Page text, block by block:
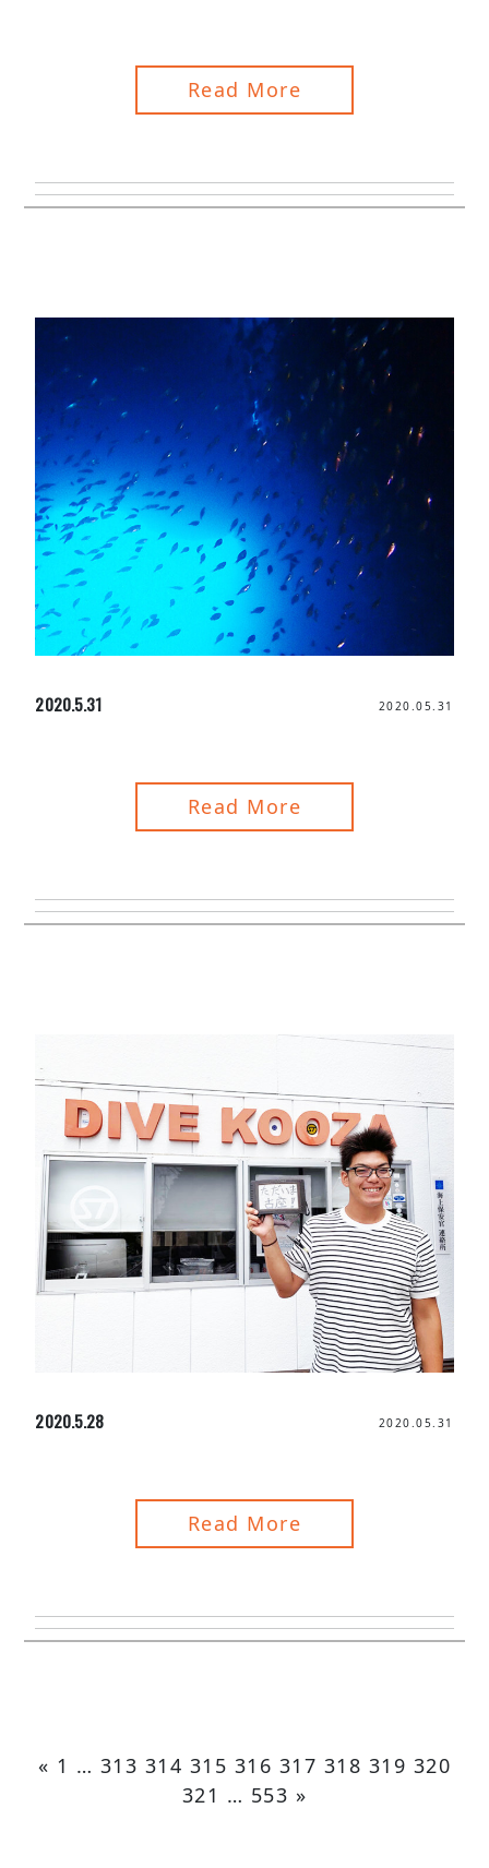
Read More
2020.5.31 2020.05.31
Read More
2020.5.28 2020.05.31
Read More
« 1 … 313 314 315 316 317 318 319 320
321 … 553 »